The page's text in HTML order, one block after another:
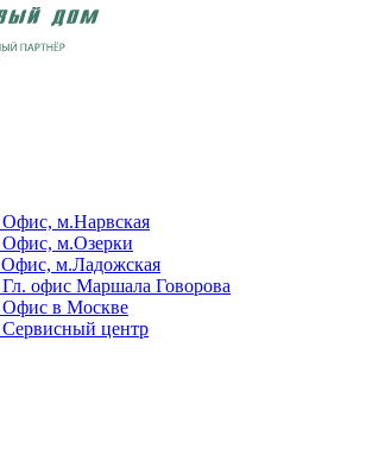
Офис, м.Нарвская
Офис, м.Озерки
Офис, м.Ладожская
Гл. офис Маршала Говорова
Офис в Москве
Сервисный центр